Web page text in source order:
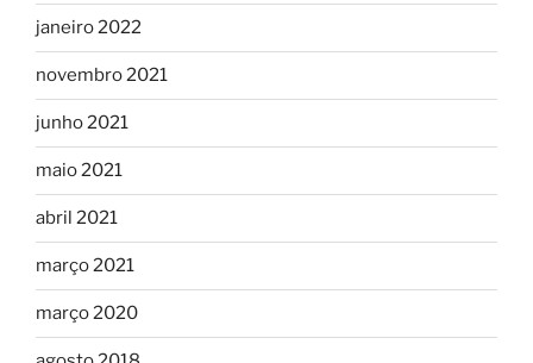
janeiro 2022
novembro 2021
junho 2021
maio 2021
abril 2021
março 2021
março 2020